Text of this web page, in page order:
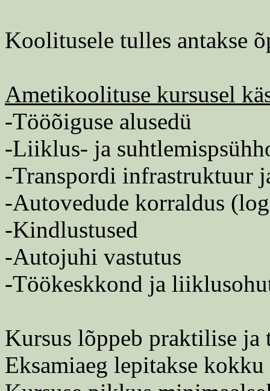
Koolitusele tulles antakse
Ametikoolituse kursusel
-Tööõiguse alusedü
-Liiklus- ja
-Transpordi infrastruktuur
-Autovedude korraldus
-Kindlustused
-Autojuhi vastutus
-Töökeskkond ja
Kursus lõppeb praktilise ja
Eksamiaeg lepitakse